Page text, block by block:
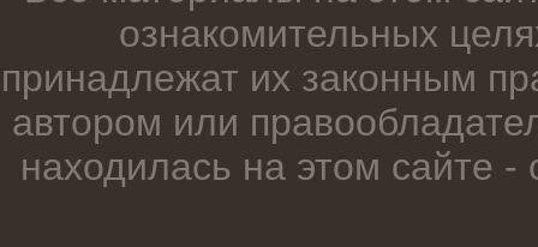
ознакомительных
принадлежат их законным
автором или
находилась на этом сайте